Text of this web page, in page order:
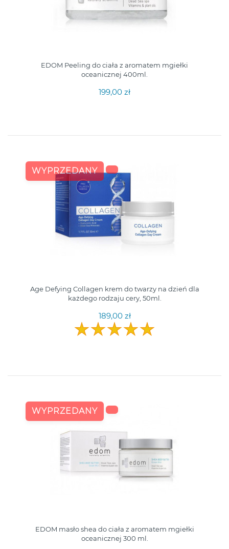
EDOM Peeling do ciała z aromatem mgiełki
oceanicznej 400ml.
199,00 zł
WYPRZEDANY
Age Defying Collagen krem do twarzy na dzień dla
każdego rodzaju cery, 50ml.
189,00 zł
WYPRZEDANY
EDOM masło shea do ciała z aromatem mgiełki
oceanicznej 300 ml.